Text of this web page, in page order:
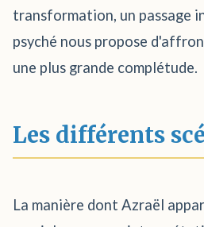
transformation, un passage
psyché nous propose
une plus grande complétude.
Les différents
La manière dont Azraël